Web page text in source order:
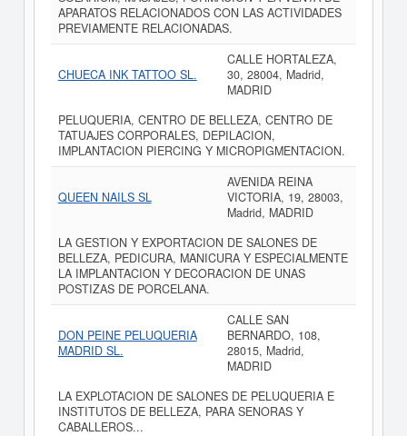
APARATOS RELACIONADOS CON LAS ACTIVIDADES
PREVIAMENTE RELACIONADAS.
CHUECA INK TATTOO SL.
CALLE HORTALEZA,
30, 28004, Madrid,
MADRID
PELUQUERIA, CENTRO DE BELLEZA, CENTRO DE
TATUAJES CORPORALES, DEPILACION,
IMPLANTACION PIERCING Y MICROPIGMENTACION.
QUEEN NAILS SL
AVENIDA REINA
VICTORIA, 19, 28003,
Madrid, MADRID
LA GESTION Y EXPORTACION DE SALONES DE
BELLEZA, PEDICURA, MANICURA Y ESPECIALMENTE
LA IMPLANTACION Y DECORACION DE UNAS
POSTIZAS DE PORCELANA.
DON PEINE PELUQUERIA
MADRID SL.
CALLE SAN
BERNARDO, 108,
28015, Madrid,
MADRID
LA EXPLOTACION DE SALONES DE PELUQUERIA E
INSTITUTOS DE BELLEZA, PARA SENORAS Y
CABALLEROS...